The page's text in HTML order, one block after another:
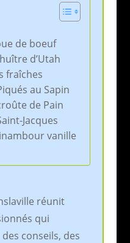
de boeuf
d’Utah
fraîches
au Sapin
de Pain
Jacques
vanille
réunit
qui
conseils, des